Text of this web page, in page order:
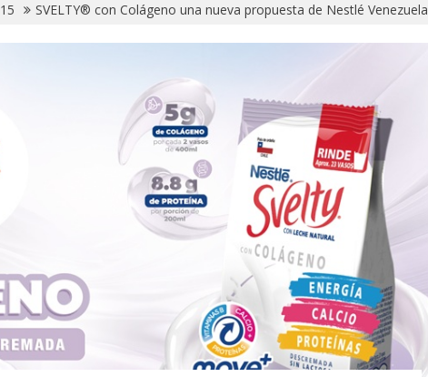
15 SVELTY® con Colágeno una nueva propuesta de Nestlé Venezuela